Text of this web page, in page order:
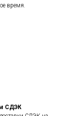
время.
СДЭК